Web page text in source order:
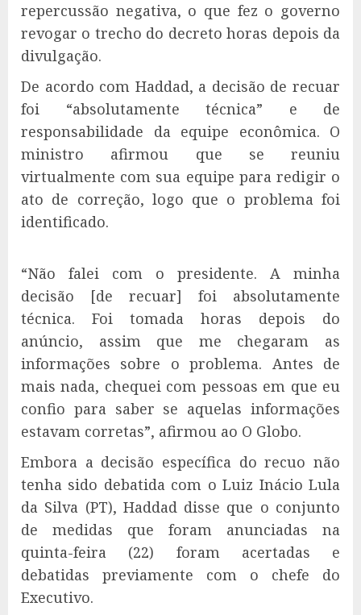
repercussão negativa, o que fez o governo
revogar o trecho do decreto horas depois da
divulgação.
De acordo com Haddad, a decisão de recuar
foi “absolutamente técnica” e de
responsabilidade da equipe econômica. O
ministro afirmou que se reuniu
virtualmente com sua equipe para redigir o
ato de correção, logo que o problema foi
identificado.
“Não falei com o presidente. A minha
decisão [de recuar] foi absolutamente
técnica. Foi tomada horas depois do
anúncio, assim que me chegaram as
informações sobre o problema. Antes de
mais nada, chequei com pessoas em que eu
confio para saber se aquelas informações
estavam corretas”, afirmou ao O Globo.
Embora a decisão específica do recuo não
tenha sido debatida com o Luiz Inácio Lula
da Silva (PT), Haddad disse que o conjunto
de medidas que foram anunciadas na
quinta-feira (22) foram acertadas e
debatidas previamente com o chefe do
Executivo.